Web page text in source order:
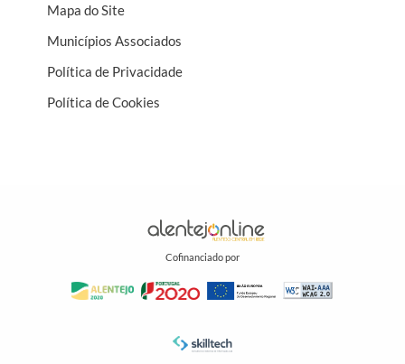
Mapa do Site
Municípios Associados
Política de Privacidade
Política de Cookies
Cofinanciado por